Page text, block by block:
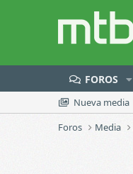
FOROS
Nueva media
Foros
Media